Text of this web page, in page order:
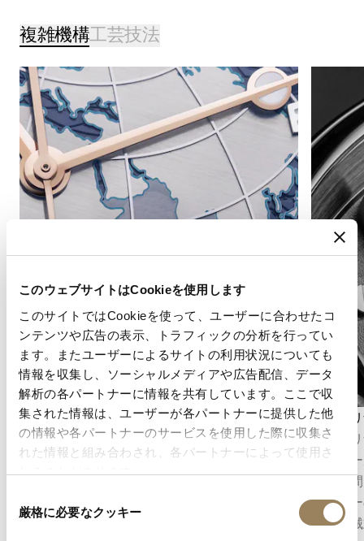
このウェブサイトはCookieを使用します
このサイトではCookieを使って、ユーザーに合わせたコ
ンテンツや広告の表示、トラフィックの分析を行ってい
ます。またユーザーによるサイトの利用状況についても
情報を収集し、ソーシャルメディアや広告配信、データ
解析の各パートナーに情報を共有しています。ここで収
集された情報は、ユーザーが各パートナーに提供した他
の情報や各パートナーのサービスを使用した際に収集さ
れた情報と組み合わされ、各パートナーによって使用さ
れることがあります。
厳格に必要なクッキー
複雑機構工芸技法
デイ/ナイト表示
デイ/ナイト表示は、文字盤上で昼と夜の時間帯
を区別して示す機構です。実用性と視覚的な魅
力を兼ね備え、24時間表示や第2時間帯表示な
どの複雑機構を補完する役割を果たします。。
パワー
パワー
ネルギ
残り時
ネルギ
に、機